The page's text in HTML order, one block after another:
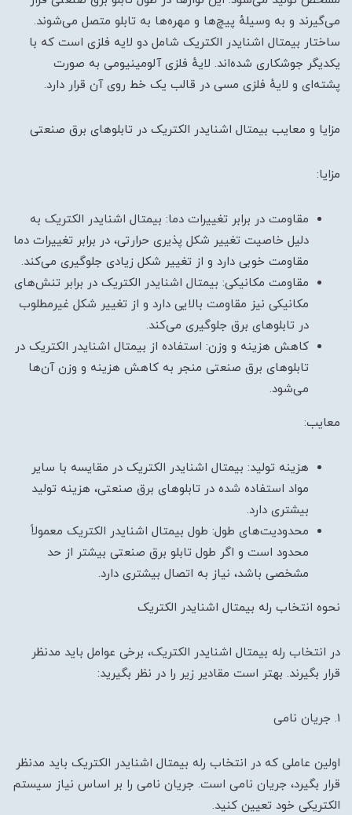
می‌گیرند و به وسیلهٔ پیچ‌ها و مهره‌ها به تابلو متصل می‌شوند.
ساختار بیمتال اشنایدر الکتریک شامل دو لایه فلزی است که با
یکدیگر جوشکاری شده‌اند. لایهٔ فلزی آلومینیومی به صورت
پشته‌ای و لایهٔ فلزی مسی در قالب یک خط روی آن قرار دارد.
مزایا و معایب بیمتال اشنایدر الکتریک در تابلوهای برق صنعتی
مزایا:
مقاومت در برابر تغییرات دما: بیمتال اشنایدر الکتریک به
دلیل خاصیت تغییر شکل پذیری حرارتی، در برابر تغییرات دما
مقاومت خوبی دارد و از تغییر شکل زیادی جلوگیری می‌کند.
مقاومت مکانیکی: بیمتال اشنایدر الکتریک در برابر تنش‌های
مکانیکی نیز مقاومت بالایی دارد و از تغییر شکل غیرمطلوب
در تابلوهای برق جلوگیری می‌کند.
کاهش هزینه و وزن: استفاده از بیمتال اشنایدر الکتریک در
تابلوهای برق صنعتی منجر به کاهش هزینه و وزن آن‌ها
می‌شود.
معایب:
هزینه تولید: بیمتال اشنایدر الکتریک در مقایسه با سایر
مواد استفاده شده در تابلوهای برق صنعتی، هزینه تولید
بیشتری دارد.
محدودیت‌های طول: طول بیمتال اشنایدر الکتریک معمولاً
محدود است و اگر طول تابلو برق صنعتی بیشتر از حد
مشخصی باشد، نیاز به اتصال بیشتری دارد.
نحوه انتخاب رله بیمتال اشنایدر الکتریک
در انتخاب رله بیمتال اشنایدر الکتریک، برخی عوامل باید مدنظر
قرار بگیرند. بهتر است مقادیر زیر را در نظر بگیرید:
اولین عاملی که در انتخاب رله بیمتال اشنایدر الکتریک باید مدنظر
قرار بگیرد، جریان نامی است. جریان نامی را بر اساس نیاز سیستم
الکتریکی خود تعیین کنید.